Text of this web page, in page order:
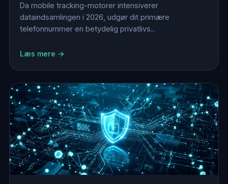
Da mobile tracking-motorer intensiverer
dataindsamlingen i 2026, udgør dit primære
telefonnummer en betydelig privatlivs...
Læs mere →